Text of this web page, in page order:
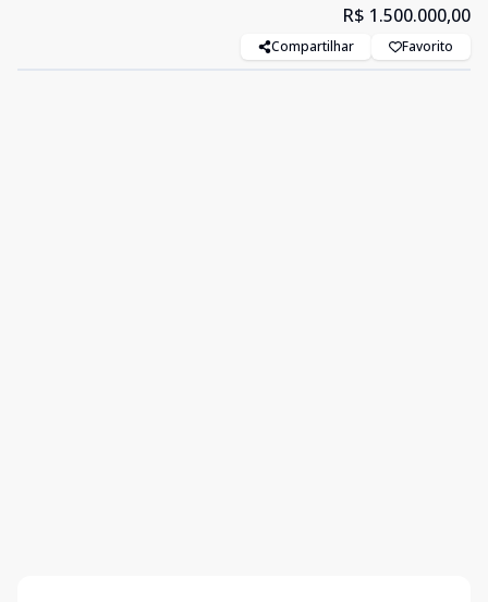
R$ 1.500.000,00
Compartilhar Favorito